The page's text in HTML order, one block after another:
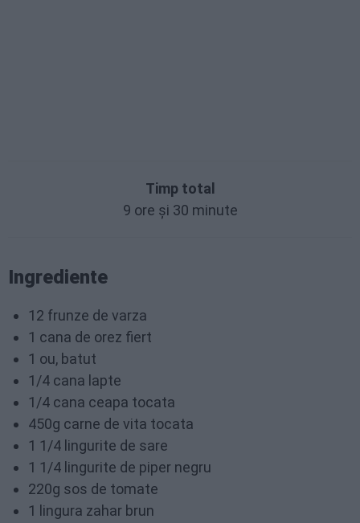
Timp total
9 ore și 30 minute
Ingrediente
12 frunze de varza
1 cana de orez fiert
1 ou, batut
1/4 cana lapte
1/4 cana ceapa tocata
450g carne de vita tocata
1 1/4 lingurite de sare
1 1/4 lingurite de piper negru
220g sos de tomate
1 lingura zahar brun